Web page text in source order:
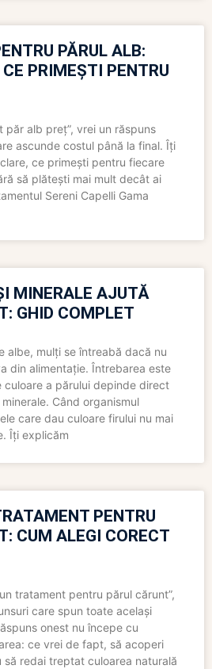
PĂRUL ALB:
PRIMEȘTI PENTRU
păr alb preț”, vrei un răspuns
ascunde costul până la final. Îți
ce primești pentru fiecare
să plătești mai mult decât ai
Sereni Capelli Gama
MINERALE AJUTĂ
GHID COMPLET
albe, mulți se întreabă dacă nu
din alimentație. Întrebarea este
a părului depinde direct
Când organismul
care dau culoare firului nu mai
Îți explicăm
PENTRU
CUM ALEGI CORECT
tratament pentru părul cărunt”,
care spun toate același
onest nu începe cu
ce vrei de fapt, să acoperi
să redai treptat culoarea naturală